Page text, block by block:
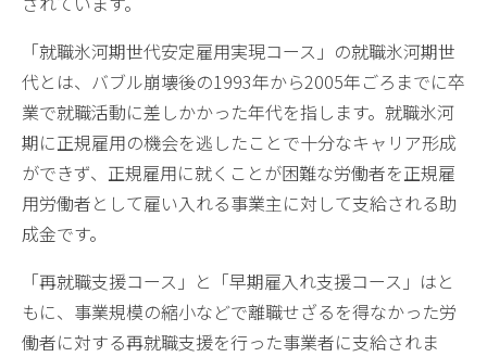
「就職氷河期世代安定雇用実現コース」の就職氷河期世
代とは、バブル崩壊後の1993年から2005年ごろまでに卒
業で就職活動に差しかかった年代を指します。就職氷河
期に正規雇用の機会を逃したことで十分なキャリア形成
ができず、正規雇用に就くことが困難な労働者を正規雇
用労働者として雇い入れる事業主に対して支給される助
成金です。
「再就職支援コース」と「早期雇入れ支援コース」はと
もに、事業規模の縮小などで離職せざるを得なかった労
働者に対する再就職支援を行った事業者に支給されま